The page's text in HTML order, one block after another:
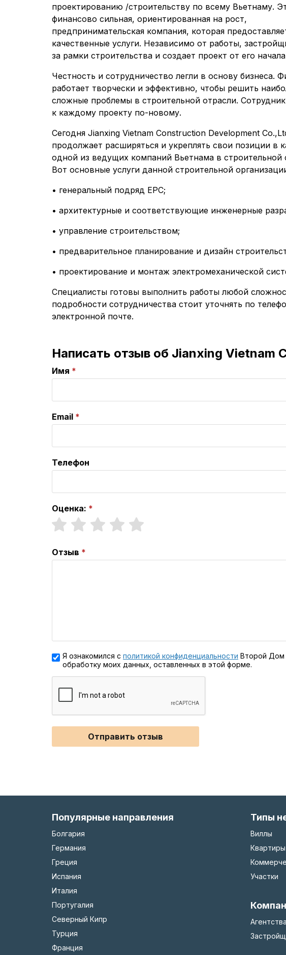
проектированию /строительству по всему Вьетнаму.
финансово сильная, ориентированная на рост,
предпринимательская компания, которая
качественные услуги. Независимо от работы,
за рамки строительства и создает проект от его
Честность и сотрудничество легли в основу бизнеса.
работает творчески и эффективно, чтобы решить
сложные проблемы в строительной отрасли.
к каждому проекту по-новому.
Сегодня Jianxing Vietnam Construction Development
продолжает расширяться и укреплять свои позиции в
одной из ведущих компаний Вьетнама в строительной
Вот основные услуги данной строительной
• генеральный подряд EPC;
• архитектурные и соответствующие инженерные
• управление строительством;
• предварительное планирование и дизайн
• проектирование и монтаж электромеханической
Специалисты готовы выполнить работы любой
подробности сотрудничества стоит уточнять по
электронной почте.
Написать отзыв об Jianxing Vietnam
Имя
Email
Телефон
Оценка:
Отзыв
Я ознакомился с политикой конфиденциальности Второй Дом
обработку моих данных, оставленных в этой форме.
Отправить отзыв
Популярные направления
Болгария
Германия
Греция
Испания
Италия
Португалия
Северный Кипр
Турция
Франция
Типы
Виллы
Квартиры
Участки